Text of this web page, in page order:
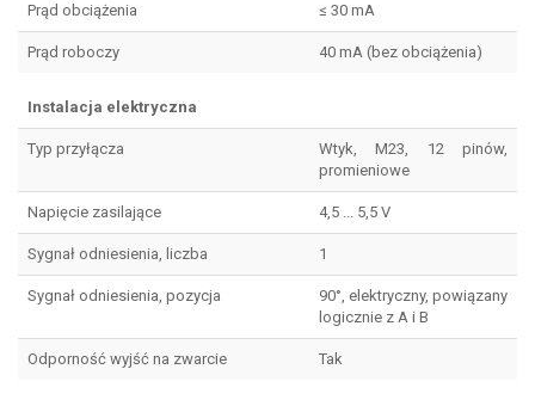
Prąd obciążenia ≤ 30 mA
Prąd roboczy 40 mA (bez obciążenia)
Instalacja elektryczna
Typ przyłącza
Wtyk, M23, 12 pinów,
promieniowe
Napięcie zasilające 4,5 ... 5,5 V
Sygnał odniesienia, liczba 1
Sygnał odniesienia, pozycja
90°, elektryczny, powiązany
logicznie z A i B
Odporność wyjść na zwarcie Tak